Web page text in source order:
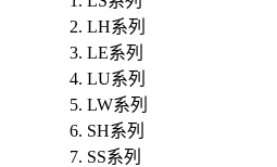
LH系列
LE系列
LU系列
LW系列
SH系列
SS系列